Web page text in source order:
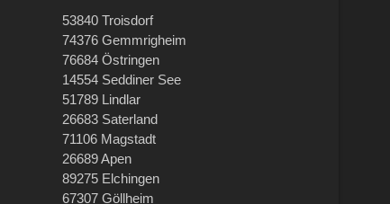
53840 Troisdorf
74376 Gemmrigheim
76684 Östringen
14554 Seddiner See
51789 Lindlar
26683 Saterland
71106 Magstadt
26689 Apen
89275 Elchingen
67307 Göllheim